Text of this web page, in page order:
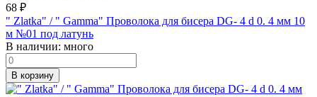
68 ₽
" Zlatka" / " Gamma" Проволока для бисера DG- 4 d 0. 4 мм 10
м №01 под латунь
В наличии: много
В корзину